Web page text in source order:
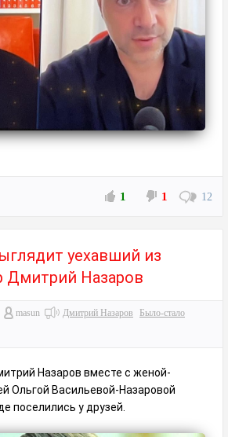
1 1 12
уехавший из
Дмитрий Назаров
masun Дмитрий Назаров Было-стало
Назаров вместе с женой-
Ольгой Васильевой-Назаровой
поселились у друзей.